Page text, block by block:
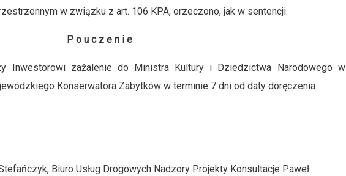
w związku z art. 106 KPA, orzeczono, jak w sentencji.
P o u c z e n i e
Inwestorowi zażalenie do Ministra Kultury i Dziedzictwa Narodowego w
Konserwatora Zabytków w terminie 7 dni od daty doręczenia.
Biuro Usług Drogowych Nadzory Projekty Konsultacje Paweł